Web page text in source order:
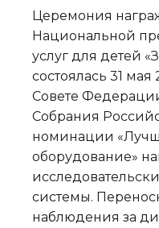
Церемония
Национальной
услуг для детей
состоялась 31 мая
Совете
Собрания
номинации
оборудование»
системы.
наблюдения за